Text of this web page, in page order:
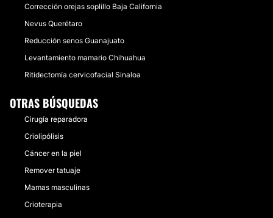
Corrección orejas soplillo Baja California
Nevus Querétaro
Reducción senos Guanajuato
Levantamiento mamario Chihuahua
Ritidectomía cervicofacial Sinaloa
OTRAS BÚSQUEDAS
Cirugía reparadora
Criolipólisis
Cáncer en la piel
Remover tatuaje
Mamas masculinas
Crioterapia